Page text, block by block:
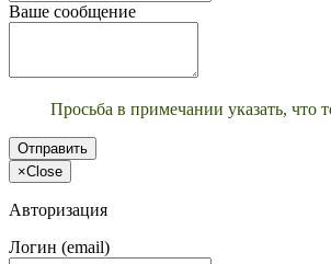
Ваше сообщение
Просьба в примечании указать, что
Отправить
×Close
Авторизация
Логин (email)